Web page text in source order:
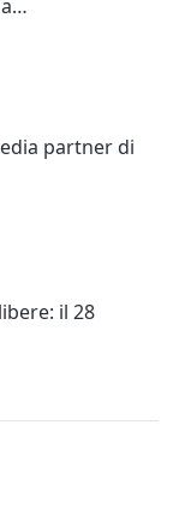
partner di
il 28